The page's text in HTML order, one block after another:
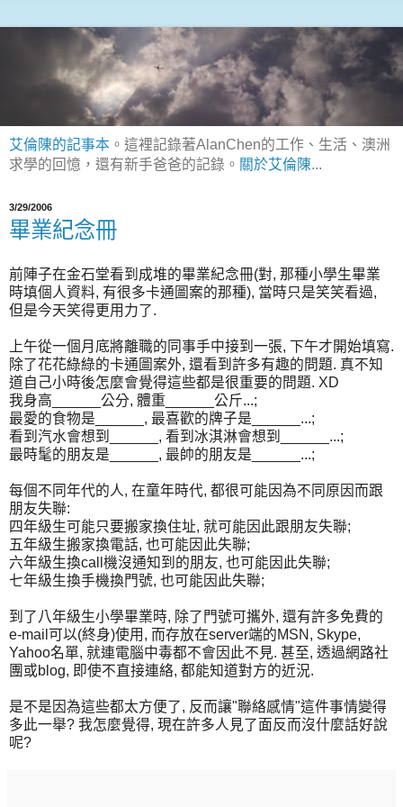
艾倫陳的記事本 。這裡記錄著AlanChen的工作、生活、澳洲
求學的回憶，還有新手爸爸的記錄。 關於艾倫陳...
3/29/2006
畢業紀念冊
前陣子在金石堂看到成堆的畢業紀念冊(對, 那種小學生畢業
時填個人資料, 有很多卡通圖案的那種), 當時只是笑笑看過,
但是今天笑得更用力了.
上午從一個月底將離職的同事手中接到一張, 下午才開始填寫.
除了花花綠綠的卡通圖案外, 還看到許多有趣的問題. 真不知
道自己小時後怎麼會覺得這些都是很重要的問題. XD
我身高______公分, 體重______公斤...;
最愛的食物是______, 最喜歡的牌子是______...;
看到汽水會想到______, 看到冰淇淋會想到______...;
最時髦的朋友是______, 最帥的朋友是______...;
每個不同年代的人, 在童年時代, 都很可能因為不同原因而跟
朋友失聯:
四年級生可能只要搬家換住址, 就可能因此跟朋友失聯;
五年級生搬家換電話, 也可能因此失聯;
六年級生換call機沒通知到的朋友, 也可能因此失聯;
七年級生換手機換門號, 也可能因此失聯;
到了八年級生小學畢業時, 除了門號可攜外, 還有許多免費的
e-mail可以(終身)使用, 而存放在server端的MSN, Skype,
Yahoo名單, 就連電腦中毒都不會因此不見. 甚至, 透過網路社
團或blog, 即使不直接連絡, 都能知道對方的近況.
是不是因為這些都太方便了, 反而讓"聯絡感情"這件事情變得
多此一舉? 我怎麼覺得, 現在許多人見了面反而沒什麼話好說
呢?